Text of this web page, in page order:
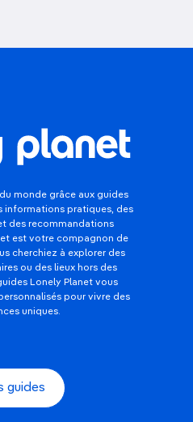
monde grâce aux guides
informations pratiques, des
des recommandations
est votre compagnon de
cherchiez à explorer des
ou des lieux hors des
Lonely Planet vous
pour vivre des
uniques.
guides